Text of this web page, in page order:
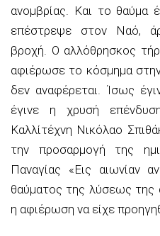
ανομβρίας. Και το θαύμα
επέστρεψε στον Ναό,
βροχή. Ο αλλόθρησκος
αφιέρωσε το κόσμημα
δεν αναφέρεται. Ίσως
έγινε η χρυσή
Καλλίτέχνη Νικόλαο
την προσαρμογή της
Παναγίας «Εις αιωνίαν
θαύματος της λύσεως της
η αφιέρωση να είχε